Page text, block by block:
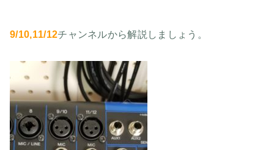
9/10,11/12チャンネルから解説しましょう。